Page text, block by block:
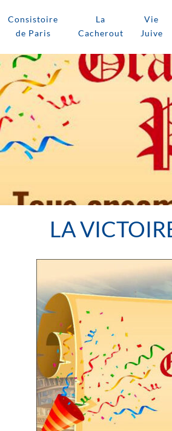
Consistoire
de Paris
La
Cacherout
Vie
Juive
LA